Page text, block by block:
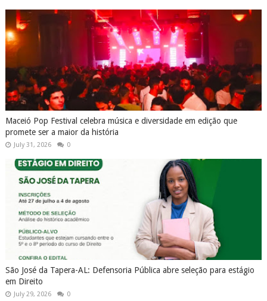
Maceió Pop Festival celebra música e diversidade em edição que
promete ser a maior da história
July 31, 2026 0
São José da Tapera-AL: Defensoria Pública abre seleção para estágio
em Direito
July 29, 2026 0